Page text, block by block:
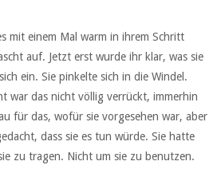
mit einem Mal warm in ihrem Schritt
auf. Jetzt erst wurde ihr klar, was sie
ein. Sie pinkelte sich in die Windel.
war das nicht völlig verrückt, immerhin
für das, wofür sie vorgesehen war, aber
dass sie es tun würde. Sie hatte
zu tragen. Nicht um sie zu benutzen.